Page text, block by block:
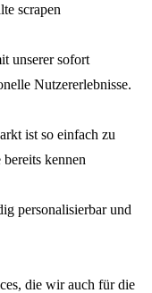
scrapen
unserer sofort
Nutzererlebnisse.
ist so einfach zu
kennen
personalisierbar und
die wir auch für die